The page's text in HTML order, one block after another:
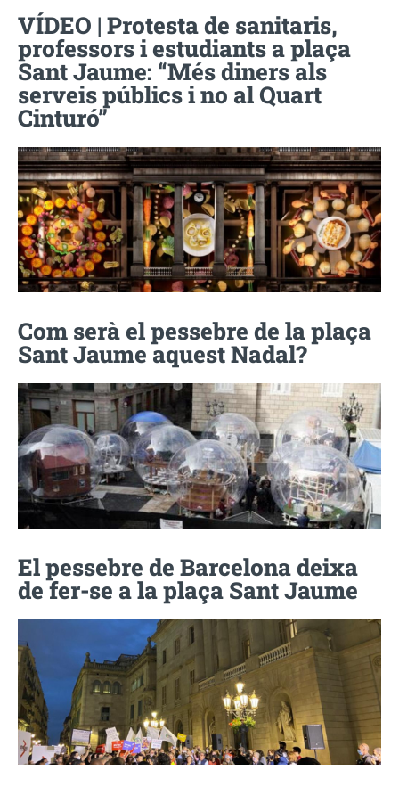
VÍDEO | Protesta de sanitaris,
professors i estudiants a plaça
Sant Jaume: “Més diners als
serveis públics i no al Quart
Cinturó”
Com serà el pessebre de la plaça
Sant Jaume aquest Nadal?
El pessebre de Barcelona deixa
de fer-se a la plaça Sant Jaume